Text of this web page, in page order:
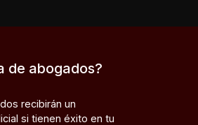
de abogados?
recibirán un
si tienen éxito en tu